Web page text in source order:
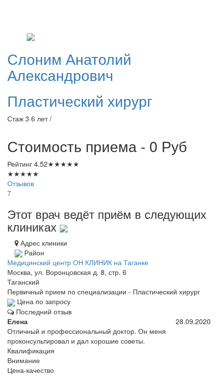
Слоним Анатолий
Александрович
Пластический хирург
Стаж 3 6 лет /
Стоимость приема - 0 Руб
Рейтинг 4.52★★★★★
★★★★★
Отзывов
7
Этот врач ведёт приём в следующих
клиниках
Адрес клиники
Район
Медицинский центр ОН КЛИНИК на Таганке
Москва, ул. Воронцовская д. 8, стр. 6
Таганский
Первичный прием по специализации - Пластический хирург
Цена по запросу
Последний отзыв
Елена
28.09.2020
Отличный и профессиональный доктор. Он меня
проконсультировал и дал хорошие советы.
Квалификация
Внимание
Цена-качество